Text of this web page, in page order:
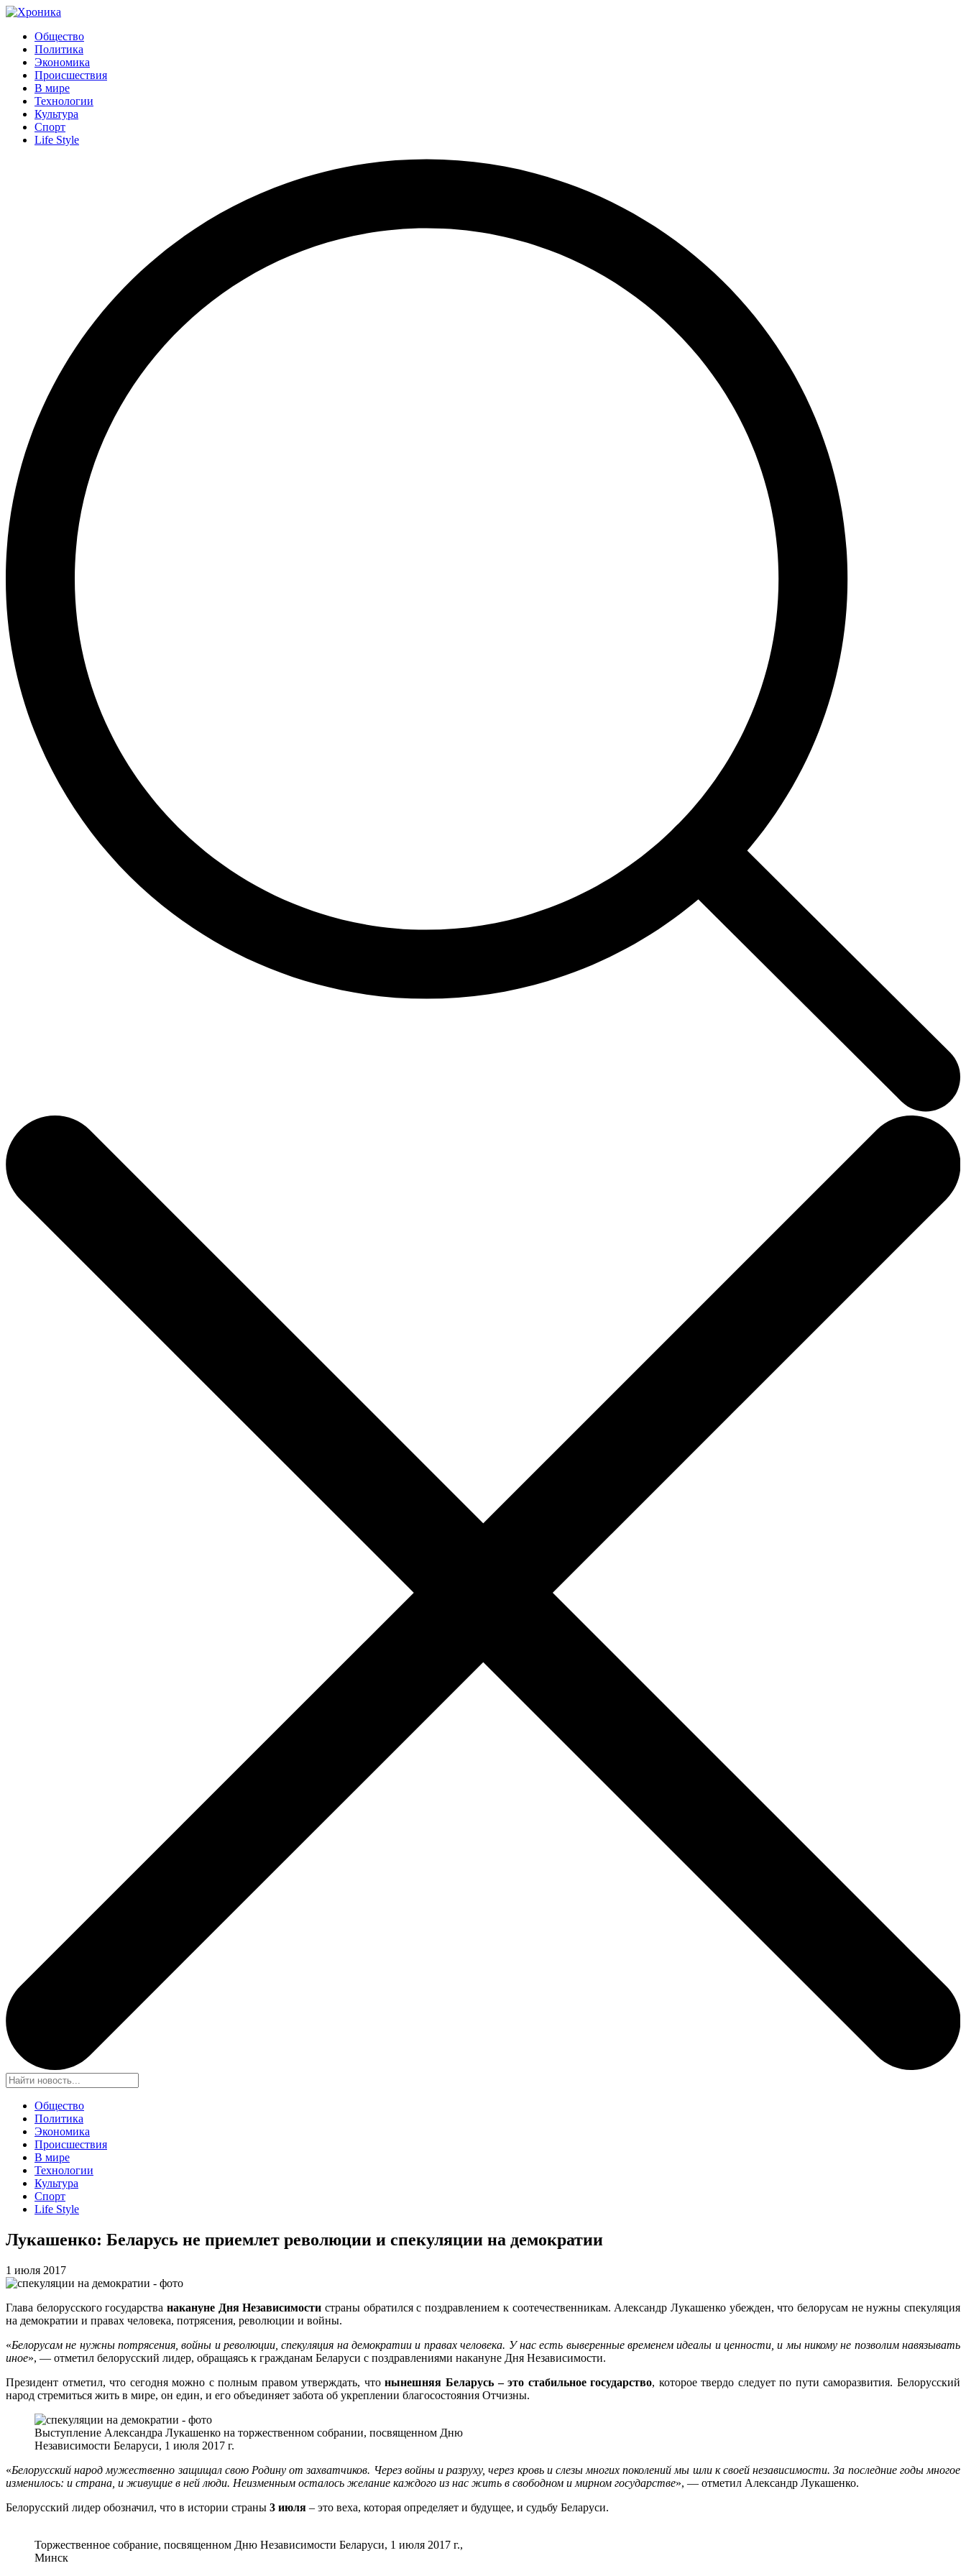
Общество
Политика
Экономика
Происшествия
В мире
Технологии
Культура
Спорт
Life Style
Общество
Политика
Экономика
Происшествия
В мире
Технологии
Культура
Спорт
Life Style
Лукашенко: Беларусь не приемлет революции и спекуляции на демократии‍
1 июля 2017
Глава белорусского государстванакануне Дня Независимости страны обратился с поздравлением к соотечественникам. Александр Лукашенко убежден, что белорусам не нужны спекуляция
на демократии и правах человека, потрясения, революции и войны.
«Белорусам не нужны потрясения, войны и революции, спекуляция на демократии и правах человека. У нас есть выверенные временем идеалы и ценности, и мы никому не позволим навязывать
иное», — отметил белорусский лидер, обращаясь к гражданам Беларуси с поздравлениями накануне Дня Независимости.
Президент отметил, что сегодня можно с полным правом утверждать, чтонынешняя Беларусь – это стабильное государство, которое твердо следует по пути саморазвития. Белорусский
народ стремиться жить в мире, он един, и его объединяет забота об укреплении благосостояния Отчизны.
Выступление Александра Лукашенко на торжественном собрании, посвященном Дню
Независимости Беларуси, 1 июля 2017 г.
«Белорусский народ мужественно защищал свою Родину от захватчиков. Через войны и разруху, через кровь и слезы многих поколений мы шли к своей независимости. За последние годы многое
изменилось: и страна, и живущие в ней люди. Неизменным осталось желание каждого из нас жить в свободном и мирном государстве», — отметил Александр Лукашенко.
Белорусский лидер обозначил, что в истории страны 3 июля – это веха, которая определяет и будущее, и судьбу Беларуси.
Торжественное собрание, посвященном Дню Независимости Беларуси, 1 июля 2017 г.,
Минск